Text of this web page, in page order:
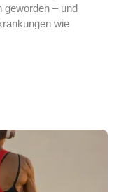
geworden – und
wie